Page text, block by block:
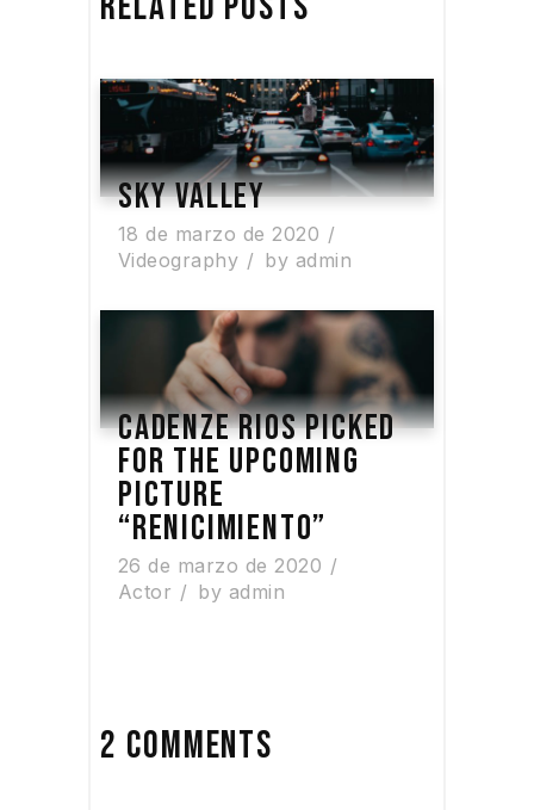
SKY VALLEY
18 de marzo de 2020
Videography
by admin
CADENZE RIOS PICKED
FOR THE UPCOMING
PICTURE
“RENICIMIENTO”
26 de marzo de 2020
Actor
by admin
2 COMMENTS